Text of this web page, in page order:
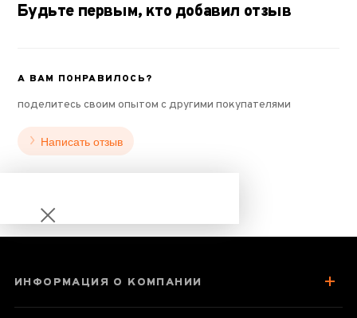
Будьте первым, кто добавил отзыв
А ВАМ ПОНРАВИЛОСЬ?
поделитесь своим опытом с другими покупателями
Написать отзыв
Пиала
ИНФОРМАЦИЯ О КОМПАНИИ